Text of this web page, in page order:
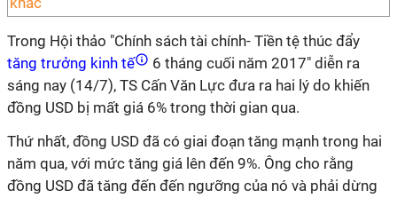
Trong Hội thảo "Chính sách tài chính- Tiền tệ thúc đẩy
tăng trưởng kinh tế
6 tháng cuối năm 2017" diễn ra
sáng nay (14/7), TS Cấn Văn Lực đưa ra hai lý do khiến
đồng USD bị mất giá 6% trong thời gian qua.
Thứ nhất, đồng USD đã có giai đoạn tăng mạnh trong hai
năm qua, với mức tăng giá lên đến 9%. Ông cho rằng
đồng USD đã tăng đến đến ngưỡng của nó và phải dừng